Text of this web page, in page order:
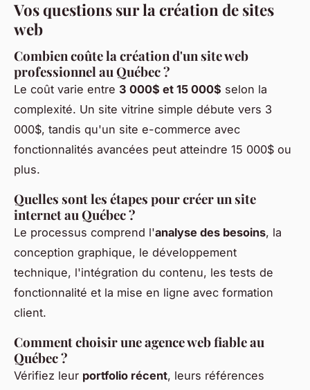
Vos questions sur la création de sites
web
Combien coûte la création d'un site web
professionnel au Québec ?
Le coût varie entre 3 000$ et 15 000$ selon la
complexité. Un site vitrine simple débute vers 3
000$, tandis qu'un site e-commerce avec
fonctionnalités avancées peut atteindre 15 000$ ou
plus.
Quelles sont les étapes pour créer un site
internet au Québec ?
Le processus comprend l'analyse des besoins, la
conception graphique, le développement
technique, l'intégration du contenu, les tests de
fonctionnalité et la mise en ligne avec formation
client.
Comment choisir une agence web fiable au
Québec ?
Vérifiez leur portfolio récent, leurs références